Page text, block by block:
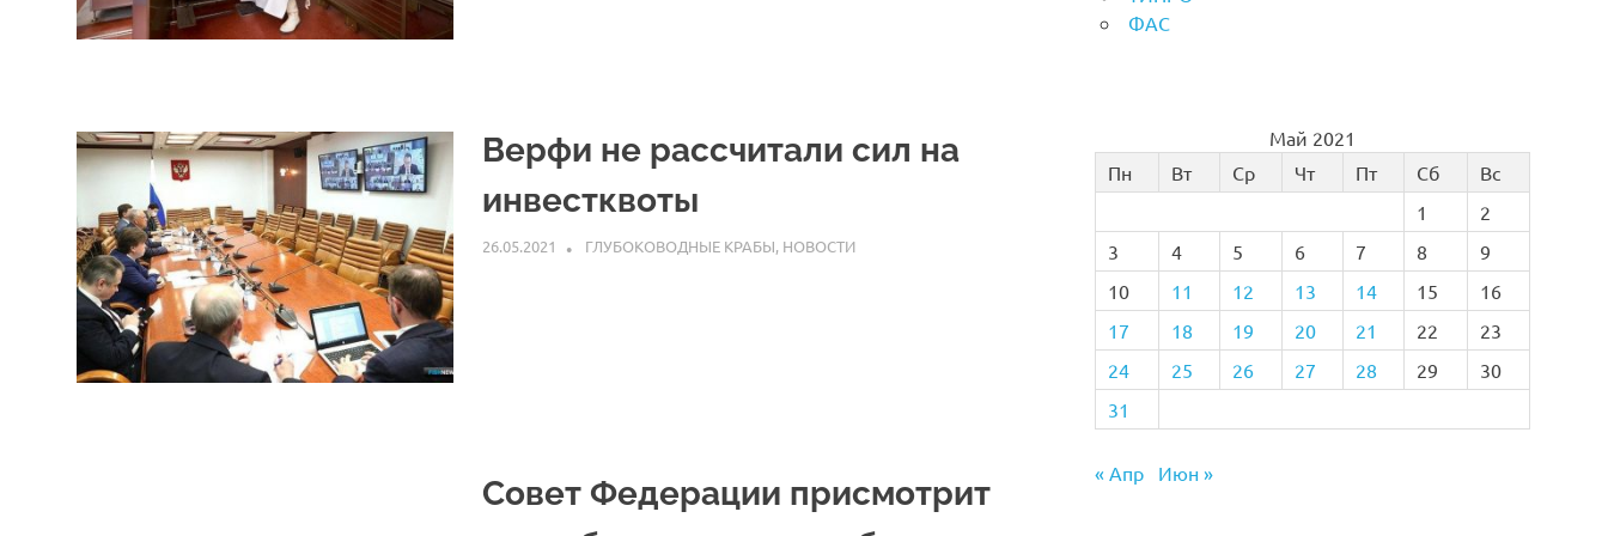
Верфи не рассчитали сил на
инвестквоты
26.05.2021 ARPP
ГЛУБОКОВОДНЫЕ КРАБЫ, НОВОСТИ
Совет Федерации присмотрит
ФАС
Май 2021
Пн
Вт Ср Чт Пт Сб
Вс
1
2
3
4 5 6 7 8
9
10
11 12 13 14 15
16
17
18 19 20 21 22
23
24
25 26 27 28 29
30
31
« Апр Июн »